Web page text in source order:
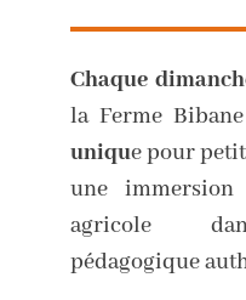
Chaque
la Ferme
unique pour
une
agricole
pédagogique